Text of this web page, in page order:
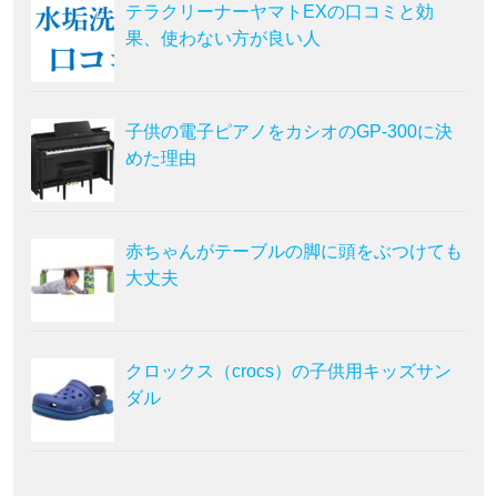
テラクリーナーヤマトEXの口コミと効
果、使わない方が良い人
子供の電子ピアノをカシオのGP-300に決
めた理由
赤ちゃんがテーブルの脚に頭をぶつけても
大丈夫
クロックス（crocs）の子供用キッズサン
ダル